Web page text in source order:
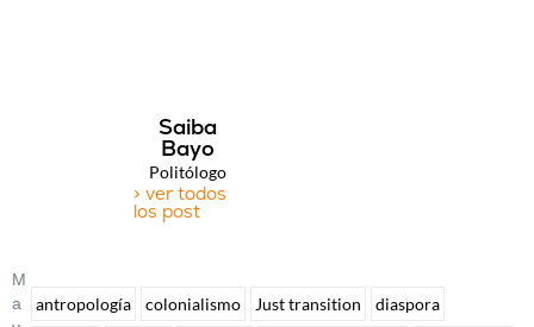
Saiba
Bayo
Politólogo
> ver todos
los post
M
A
antropología colonialismo Just transition
diaspora